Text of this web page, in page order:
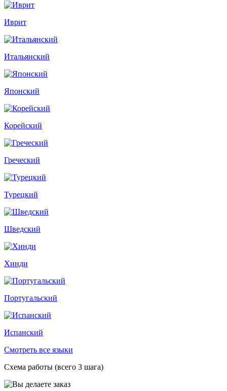
Иврит
Итальянский
Японский
Корейский
Греческий
Турецкий
Шведский
Хинди
Португальский
Испанский
Смотреть все языки
Схема работы (всего 3 шага)